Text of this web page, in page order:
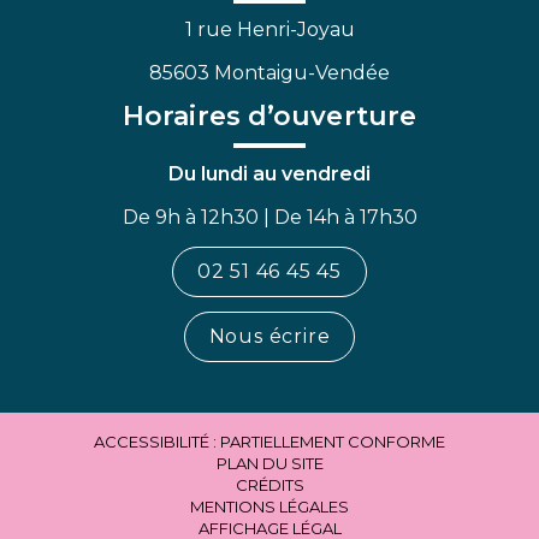
1 rue Henri-Joyau
85603 Montaigu-Vendée
Horaires d’ouverture
Du lundi au vendredi
De 9h à 12h30 | De 14h à 17h30
02 51 46 45 45
Nous écrire
ACCESSIBILITÉ : PARTIELLEMENT CONFORME
PLAN DU SITE
CRÉDITS
MENTIONS LÉGALES
AFFICHAGE LÉGAL